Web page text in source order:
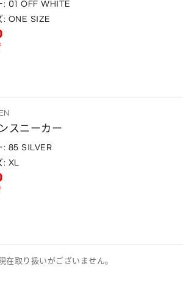
: 01 OFF WHITE
: ONE SIZE
スニーカー
: 85 SILVER
: XL
取り扱いがございません。